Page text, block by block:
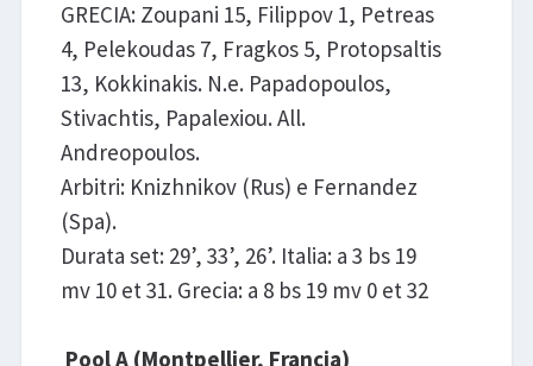
GRECIA: Zoupani 15, Filippov 1, Petreas
4, Pelekoudas 7, Fragkos 5, Protopsaltis
13, Kokkinakis. N.e. Papadopoulos,
Stivachtis, Papalexiou. All.
Andreopoulos.
Arbitri: Knizhnikov (Rus) e Fernandez
(Spa).
Durata set: 29’, 33’, 26’. Italia: a 3 bs 19
mv 10 et 31. Grecia: a 8 bs 19 mv 0 et 32
Pool A (Montpellier, Francia)